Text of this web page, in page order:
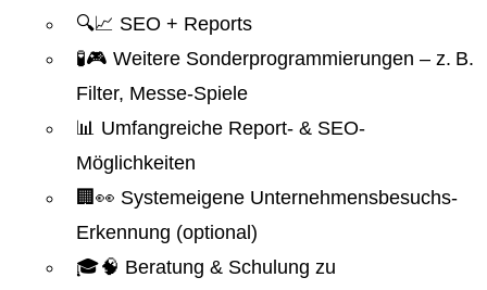
🔍📈 SEO + Reports
🧪🎮 Weitere Sonderprogrammierungen – z. B.
Filter, Messe-Spiele
📊 Umfangreiche Report- & SEO-
Möglichkeiten
🏢👀 Systemeigene Unternehmensbesuchs-
Erkennung (optional)
🎓🧠 Beratung & Schulung zu